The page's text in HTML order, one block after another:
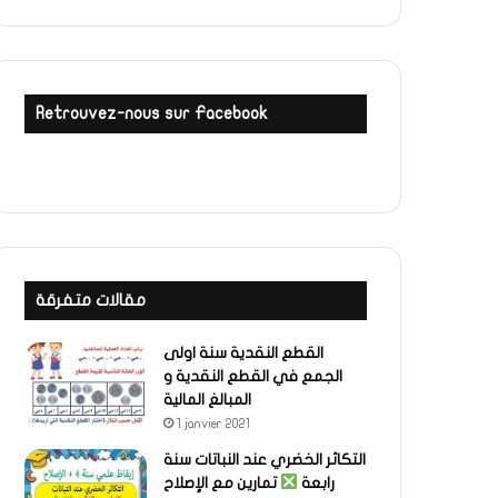
Retrouvez-nous sur Facebook
مقالات متفرقة
القطع النقدية سنة اولى
الجمع في القطع النقدية و
المبالغ المالية
1 janvier 2021
التكاثر الخضري عند النباتات سنة
رابعة
تمارين مع الإصلاح